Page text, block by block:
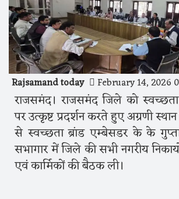
Rajsamand today February 14, 2026
राजसमंद। राजसमंद जिले को
पर उत्कृष्ट प्रदर्शन करते हुए अग्रणी
से स्वच्छता ब्रांड एम्बेसडर के के
सभागार में जिले की सभी नगरीय
एवं कार्मिकों की बैठक ली।